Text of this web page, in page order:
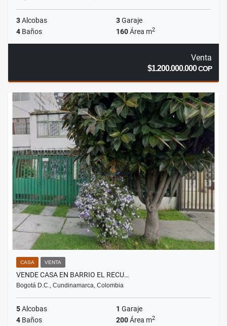
3Alcobas 3Garaje
4 Baños 160Área m2
Venta
$1.200.000.000COP
CASA VENTA
VENDE CASA EN BARRIO EL RECU…
Bogotá D.C., Cundinamarca, Colombia
5Alcobas 1 Garaje
4 Baños 200Área m2